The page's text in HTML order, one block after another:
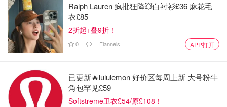
Ralph Lauren 疯批狂降💥白衬衫£36 麻花毛
衣£85
2折起+叠9折！
0 Flannels APP打开
已更新🔥lululemon 好价区每周上新 大号粉牛
角包罕见£59
Softstreme卫衣£54/原£108！